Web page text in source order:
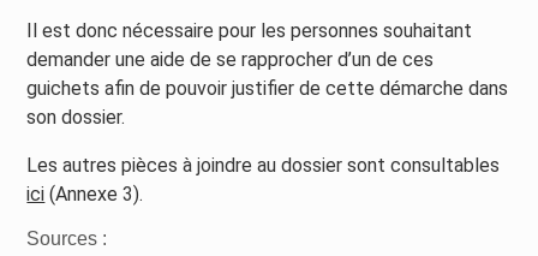
Il est donc nécessaire pour les personnes souhaitant
demander une aide de se rapprocher d’un de ces
guichets afin de pouvoir justifier de cette démarche dans
son dossier.
Les autres pièces à joindre au dossier sont consultables
ici (Annexe 3).
Sources :